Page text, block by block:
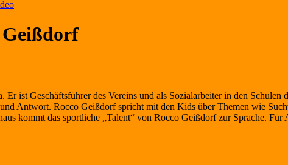
ist Geschäftsführer des Vereins und als Sozialarbeiter in den Schulen
Antwort. Rocco Geißdorf spricht mit den Kids über Themen wie
kommt das sportliche „Talent“ von Rocco Geißdorf zur Sprache.